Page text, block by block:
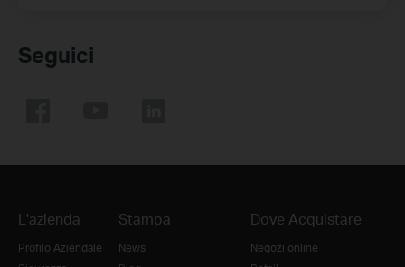
Seguici
L'azienda
Profilo Aziendale
Stampa
News
Dove Acquistare
Negozi online